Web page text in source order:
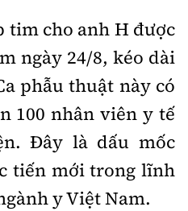
tim cho anh H được
ngày 24/8, kéo dài
phẫu thuật này có
100 nhân viên y tế
Đây là dấu mốc
tiến mới trong lĩnh
y Việt Nam.